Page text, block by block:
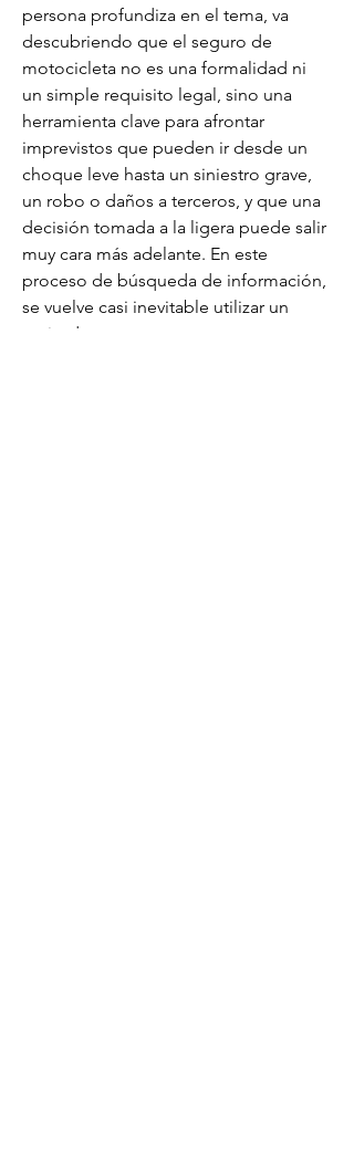
persona profundiza en el tema, va
descubriendo que el seguro de
motocicleta no es una formalidad ni
un simple requisito legal, sino una
herramienta clave para afrontar
imprevistos que pueden ir desde un
choque leve hasta un siniestro grave,
un robo o daños a terceros, y que una
decisión tomada a la ligera puede salir
muy cara más adelante. En este
proceso de búsqueda de información,
se vuelve casi inevitable utilizar un
cotizador seg